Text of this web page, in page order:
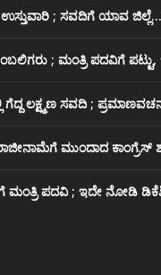
; ಸವದಿಗೆ ಯಾವ
; ಮಂತ್ರಿ ಪದವಿಗೆ ‌ಪಟ್ಟು,
ಗೆದ್ದ ಲಕ್ಷ್ಮಣ ಸವದಿ ; ಪ್ರಮಾಣವಚನ
ಮುಂದಾದ ಕಾಂಗ್ರೆಸ್
ಮಂತ್ರಿ ಪದವಿ ; ಇದೇ ನೋಡಿ‌